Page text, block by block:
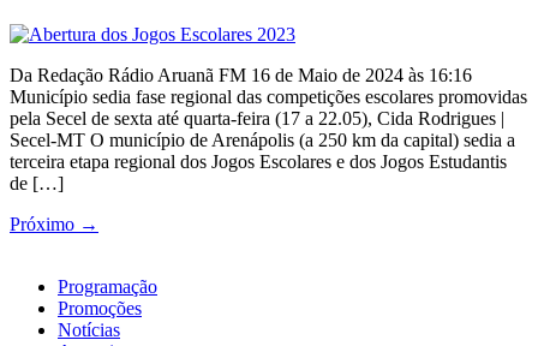
Da Redação Rádio Aruanã FM 16 de Maio de 2024 às 16:16
Município sedia fase regional das competições escolares promovidas
pela Secel de sexta até quarta-feira (17 a 22.05), Cida Rodrigues |
Secel-MT O município de Arenápolis (a 250 km da capital) sedia a
terceira etapa regional dos Jogos Escolares e dos Jogos Estudantis
de […]
Próximo →
Programação
Promoções
Notícias